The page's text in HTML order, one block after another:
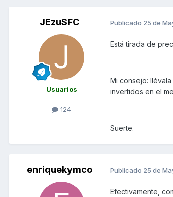
JEzuSFC
Usuarios
124
Publicado 25 de
Está tirada de
Mi consejo:
invertidos en el
Suerte.
enriquekymco Publicado 25 de
Efectivamente,